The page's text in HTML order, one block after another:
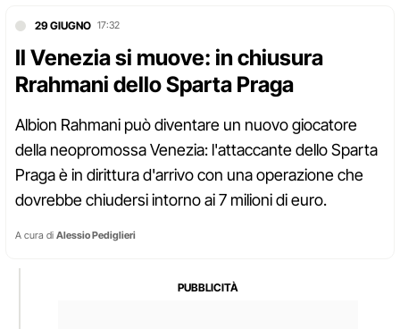
29 GIUGNO 17:32
Il Venezia si muove: in chiusura
Rrahmani dello Sparta Praga
Albion Rahmani può diventare un nuovo giocatore
della neopromossa Venezia: l'attaccante dello Sparta
Praga è in dirittura d'arrivo con una operazione che
dovrebbe chiudersi intorno ai 7 milioni di euro.
A cura di Alessio Pediglieri